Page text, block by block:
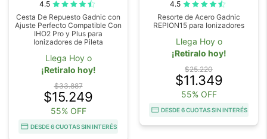
4.5
Cesta De Repuesto Gadnic con
Ajuste Perfecto Compatible Con
IHO2 Pro y Plus para
Ionizadores de Pileta
Llega Hoy o
¡Retiralo hoy!
$33.887
$15.249
55% OFF
DESDE 6 CUOTAS SIN INTERÉS
4.5
Resorte de Acero Gadnic
REPION15 para Ionizadores
Llega Hoy o
¡Retiralo hoy!
$25.220
$11.349
55% OFF
DESDE 6 CUOTAS SIN INTERÉS